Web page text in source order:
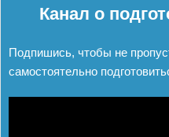
Канал о
Подпишись, чтобы не
самостоятельно